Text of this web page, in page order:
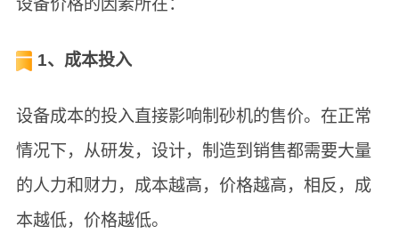
设备价格的因素所在：
1、成本投入
设备成本的投入直接影响制砂机的售价。在正常
情况下，从研发，设计，制造到销售都需要大量
的人力和财力，成本越高，价格越高，相反，成
本越低，价格越低。